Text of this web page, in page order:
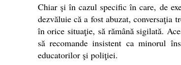
Chiar şi în cazul specific în care, de
dezvăluie că a fost abuzat, conversaţia
în orice situaţie, să rămână sigilată.
să recomande insistent ca minorul
educatorilor şi poliţiei.